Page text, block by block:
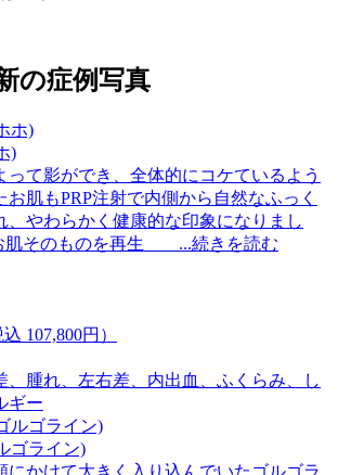
の症例写真
)
って影ができ、全体的にコケているよう
お肌もPRP注射で内側から自然なふっく
、やわらかく健康的な印象になりまし
肌そのものを再生 ...続きを読む
107,800円）
、腫れ、左右差、内出血、ふくらみ、し
ギー
ゴライン)